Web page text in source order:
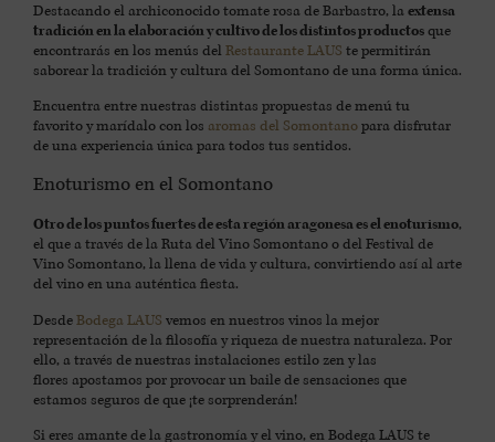
Destacando el archiconocido tomate rosa de Barbastro, la extensa
tradición en la elaboración y cultivo de los distintos productosque
encontrarás en los menús del Restaurante LAUS te permitirán
saborear la tradición y cultura del Somontano de una forma única.
Encuentra entre nuestras distintas propuestas de menú tu
favorito y marídalo con los aromas del Somontanopara disfrutar
de una experiencia única para todos tus sentidos.
Enoturismo en el Somontano
Otro de los puntos fuertes de esta región aragonesa es el enoturismo,
el que a través de la Ruta del Vino Somontano o del Festival de
Vino Somontano, la llena de vida y cultura, convirtiendo así al arte
del vino en una auténtica fiesta.
DesdeBodega LAUS vemos en nuestros vinos la mejor
representación de la filosofía y riqueza de nuestra naturaleza. Por
ello, a través de nuestras instalaciones estilo zen y las
flores apostamos por provocar un baile de sensaciones que
estamos seguros de que ¡te sorprenderán!
Si eres amante de la gastronomía y el vino, en Bodega LAUS te